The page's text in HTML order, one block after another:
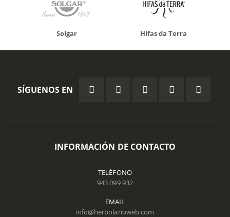
Solgar Hifas da Terra
SÍGUENOS EN
INFORMACIÓN DE CONTACTO
TELÉFONO
943 099 932
EMAIL
info@herbolarioweb.com